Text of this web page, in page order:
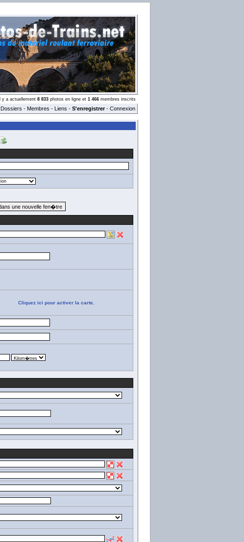
Il y a actuellement 8 833 photos en ligne et 1 466 membres inscrits
Dossiers - Membres - Liens - S'enregistrer- Connexion
Cliquez ici pour activer la carte.